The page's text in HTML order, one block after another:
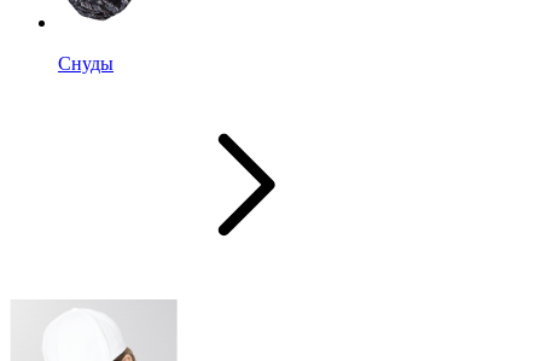
Снуды